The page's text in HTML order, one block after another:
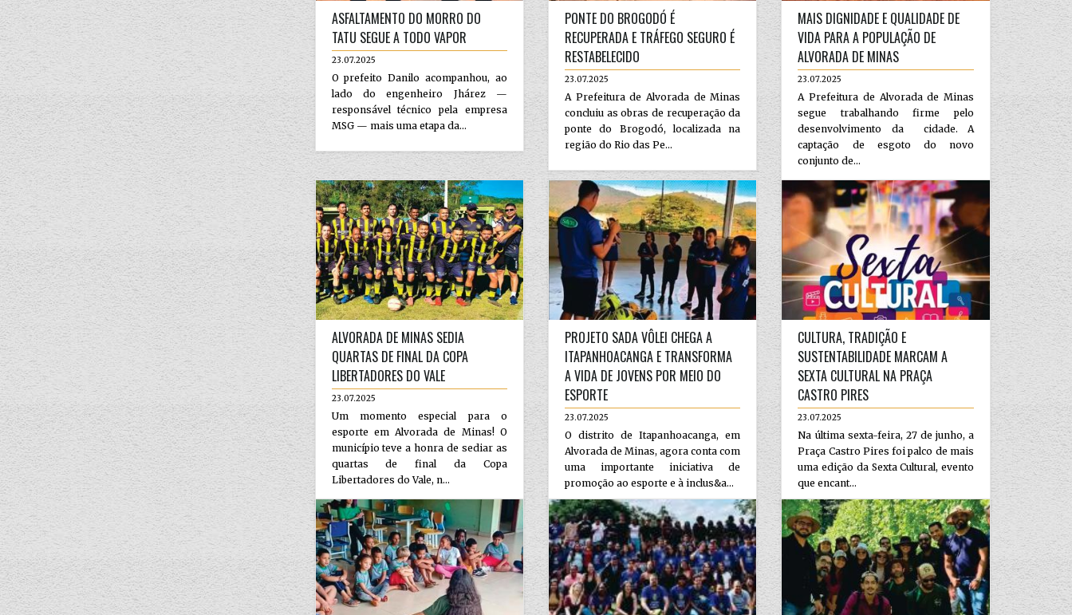
ASFALTAMENTO DO MORRO DO
TATU SEGUE A TODO VAPOR
23.07.2025
O prefeito Danilo acompanhou, ao
lado do engenheiro Jhárez —
responsável técnico pela empresa
MSG — mais uma etapa da...
PONTE DO BROGODÓ É
RECUPERADA E TRÁFEGO SEGURO É
RESTABELECIDO
23.07.2025
A Prefeitura de Alvorada de Minas
concluiu as obras de recuperação da
ponte do Brogodó, localizada na
região do Rio das Pe...
MAIS DIGNIDADE E QUALIDADE DE
VIDA PARA A POPULAÇÃO DE
ALVORADA DE MINAS
23.07.2025
A Prefeitura de Alvorada de Minas
segue trabalhando firme pelo
desenvolvimento da cidade. A
captação de esgoto do novo
conjunto de...
ALVORADA DE MINAS SEDIA
QUARTAS DE FINAL DA COPA
LIBERTADORES DO VALE
23.07.2025
Um momento especial para o
esporte em Alvorada de Minas! O
município teve a honra de sediar as
quartas de final da Copa
Libertadores do Vale, n...
PROJETO SADA VÔLEI CHEGA A
ITAPANHOACANGA E TRANSFORMA
A VIDA DE JOVENS POR MEIO DO
ESPORTE
23.07.2025
O distrito de Itapanhoacanga, em
Alvorada de Minas, agora conta com
uma importante iniciativa de
promoção ao esporte e à inclus&a...
CULTURA, TRADIÇÃO E
SUSTENTABILIDADE MARCAM A
SEXTA CULTURAL NA PRAÇA
CASTRO PIRES
23.07.2025
Na última sexta-feira, 27 de junho, a
Praça Castro Pires foi palco de mais
uma edição da Sexta Cultural, evento
que encant...